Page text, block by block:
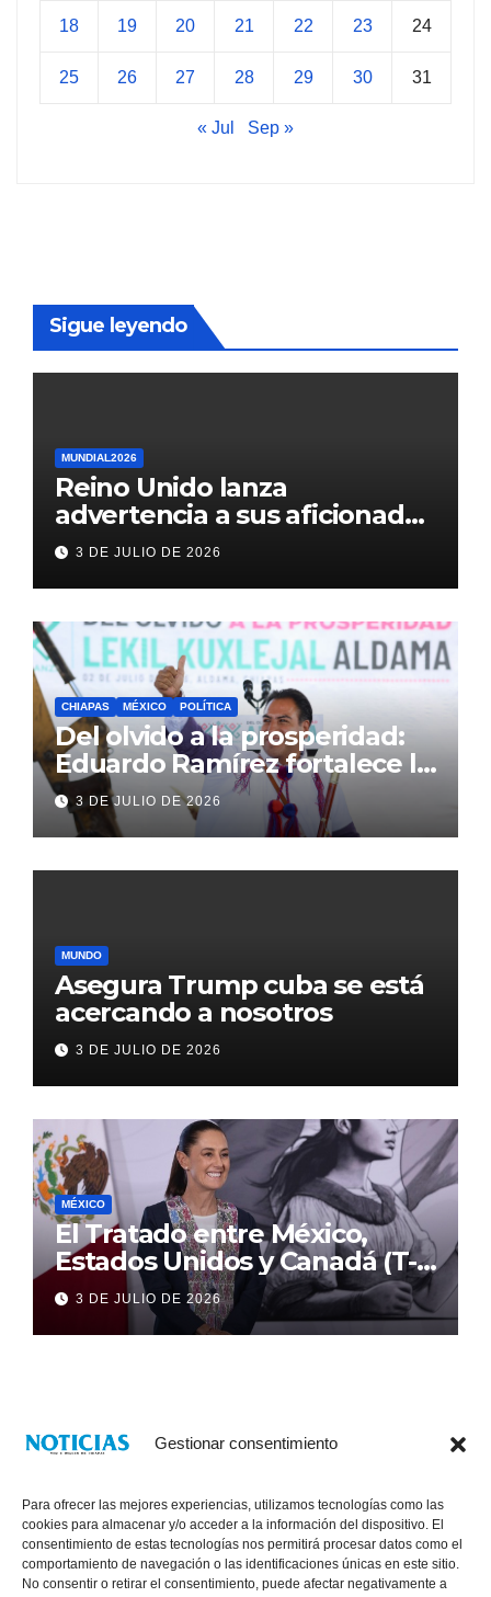
Gestionar consentimiento
Para ofrecer las mejores experiencias, utilizamos tecnologías como las
cookies para almacenar y/o acceder a la información del dispositivo. El
consentimiento de estas tecnologías nos permitirá procesar datos como el
comportamiento de navegación o las identificaciones únicas en este sitio.
No consentir o retirar el consentimiento, puede afectar negativamente a
18 19 20 21 22 23 24
25 26 27 28 29 30 31
« Jul Sep »
Sigue leyendo
MUNDIAL2026
Reino Unido lanza
advertencia a sus aficionados
antes del México vs
Inglaterra en el Mundial 2026
3 DE JULIO DE 2026
CHIAPAS MÉXICO POLÍTICA
Del olvido a la prosperidad:
Eduardo Ramírez fortalece la
transformación de Aldama
con inversión histórica
3 DE JULIO DE 2026
MUNDO
Asegura Trump cuba se está
acercando a nosotros
3 DE JULIO DE 2026
MÉXICO
El Tratado entre México,
Estados Unidos y Canadá (T-
MEC) se mantiene hasta el
2036: Presidenta Claudia
Sheinbaum
3 DE JULIO DE 2026